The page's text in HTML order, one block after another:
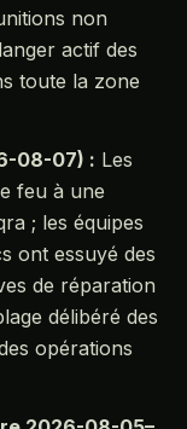
non
actif des
toute la zone
08-07) : Les
feu à une
; les équipes
ont essuyé des
de réparation
délibéré des
opérations